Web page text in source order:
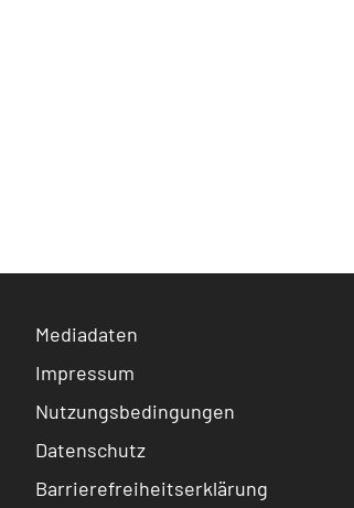
Mediadaten
Impressum
Nutzungsbedingungen
Datenschutz
Barrierefreiheitserklärung